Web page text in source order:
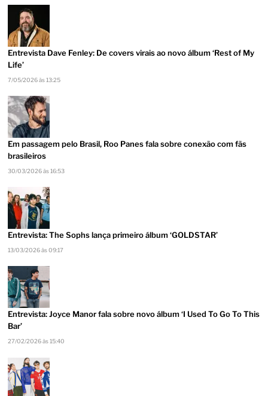
Entrevista Dave Fenley: De covers virais ao novo álbum ‘Rest of My
Life’
7/05/2026 às 13:25
Em passagem pelo Brasil, Roo Panes fala sobre conexão com fãs
brasileiros
30/03/2026 às 16:53
Entrevista: The Sophs lança primeiro álbum ‘GOLDSTAR’
13/03/2026 às 09:17
Entrevista: Joyce Manor fala sobre novo álbum ‘I Used To Go To This
Bar’
27/02/2026 às 15:40